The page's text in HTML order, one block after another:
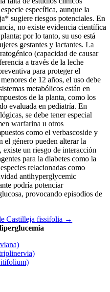
específica, aunque la
sugiere riesgos potenciales. En
no existe evidencia científica
por lo tanto, su uso está
gestantes y lactantes. La
(capacidad de causar
a través de la leche
para proteger el
de 12 años, el uso debe
metabólicos están en
de la planta, como los
evaluada en pediatría. En
se debe tener especial
warfarina u otros
como el verbascoside y
el género pueden alterar la
existe un riesgo de interacción
para la diabetes como la
relacionadas como
antihyperglycemic
podría potenciar
provocando episodios de
Castilleja fissifolia →